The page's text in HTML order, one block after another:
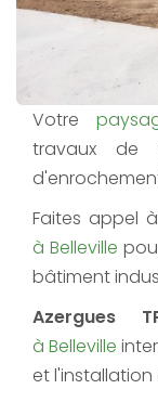
Votre
travaux de
Faites appel
à Belleville
bâtiment
Azergues
à Belleville
et